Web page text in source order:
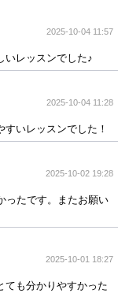
2025-10-04 11:57
いレッスンでした♪
2025-10-04 11:28
いレッスンでした！
2025-10-02 19:28
ったです。またお願い
2025-10-01 18:27
ても分かりやすかった